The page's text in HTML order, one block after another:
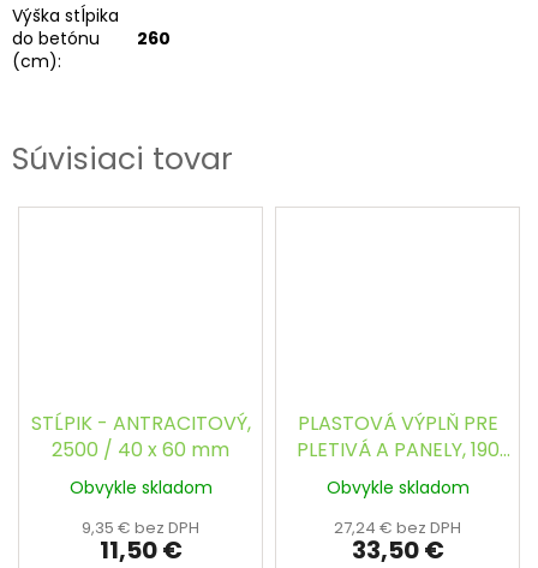
Výška stĺpika
do betónu
(cm):
260
Súvisiaci tovar
STĹPIK - ANTRACITOVÝ,
2500 / 40 x 60 mm
Obvykle skladom
9,35 € bez DPH
11,50 €
PLASTOVÁ VÝPLŇ PRE
PLETIVÁ A PANELY, 190
mm (26 m rolka) -
ANTRACITOVÁ RAL 7016
Obvykle skladom
27,24 € bez DPH
33,50 €